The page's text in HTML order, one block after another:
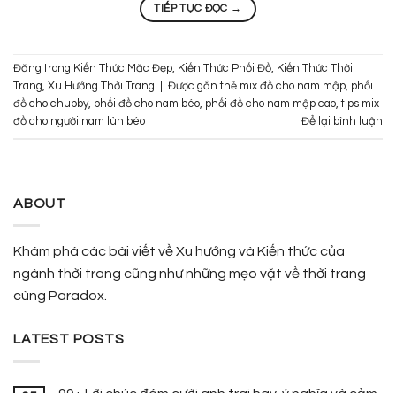
TIẾP TỤC ĐỌC →
Đăng trong Kiến Thức Mặc Đẹp, Kiến Thức Phối Đồ, Kiến Thức Thời
Trang, Xu Hướng Thời Trang Được gắn thẻ mix đồ cho nam mập, phối
đồ cho chubby, phối đồ cho nam béo, phối đồ cho nam mập cao,tips mix
đồ cho người nam lùn béo
Để lại bình luận
ABOUT
Khám phá các bài viết về Xu hướng và Kiến thức của
ngành thời trang cũng như những mẹo vặt về thời trang
cùng Paradox.
LATEST POSTS